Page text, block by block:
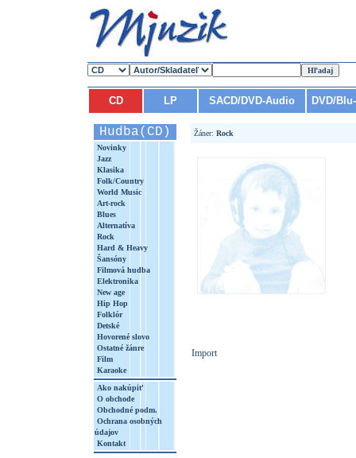
CD LP SACD/DVD-Audio DVD/
Hudba(CD)
Novinky
Jazz
Klasika
Folk/Country
World Music
Art-rock
Blues
Alternatíva
Rock
Hard & Heavy
Šansóny
Filmová hudba
Elektronika
New age
Hip Hop
Folklór
Detské
Hovorené slovo
Ostatné žánre
Film
Karaoke
Ako nakúpiť
O obchode
Obchodné podm.
Ochrana osobných
údajov
Kontakt
Žáner: Rock
Import